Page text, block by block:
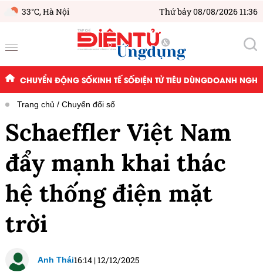
33°C,Hà Nội Thứ bảy 08/08/2026 11:36
CHUYỂN ĐỘNG SỐKINH TẾ SỐĐIỆN TỬ TIÊU DÙNGDOANH
Trang chủ Chuyển đổi số
Schaeffler Việt Nam
đẩy mạnh khai thác
hệ thống điện mặt
trời
Anh Thái16:14 |12/12/2025